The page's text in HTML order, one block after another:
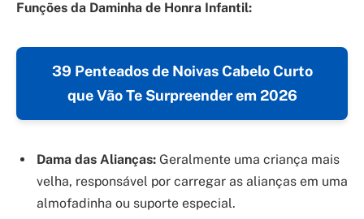
Funções da Daminha de Honra Infantil:
39 Penteados de Noivas Cabelo Curto
que Vão Te Surpreender em 2026
Dama das Alianças: Geralmente uma criança mais
velha, responsável por carregar as alianças em uma
almofadinha ou suporte especial.